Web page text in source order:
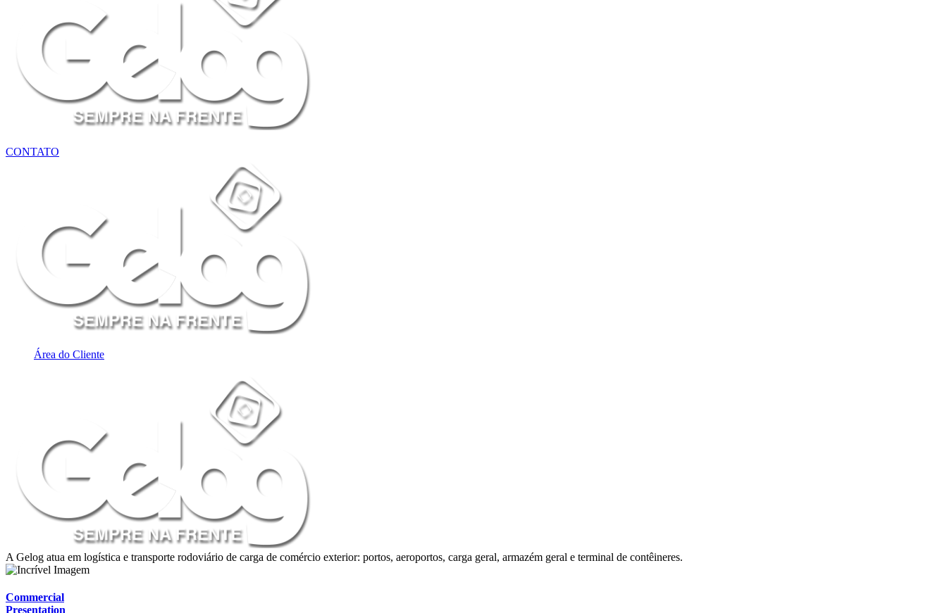
CONTATO
Área do Cliente
A Gelog atua em logística e transporte rodoviário de carga de comércio exterior: portos, aeroportos, carga geral, armazém geral e terminal de contêineres.
Commercial
Presentation